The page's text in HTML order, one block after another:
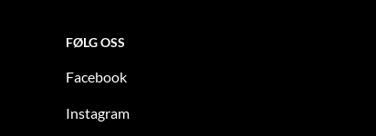
FØLG OSS
Facebook
Instagram